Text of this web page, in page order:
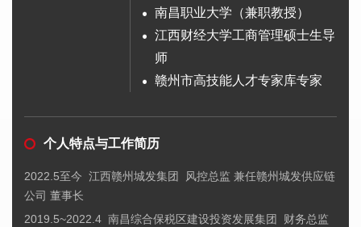
南昌职业大学（兼职教授）
江西财经大学工商管理硕士生导
师
赣州市高技能人才专家库专家
个人特点与工作简历
2022.5至今 江西赣州城发集团 风控总监 兼任赣州城发供应链
公司 董事长
2019.5~2022.4 南昌综合保税区建设投资发展集团 财务总监